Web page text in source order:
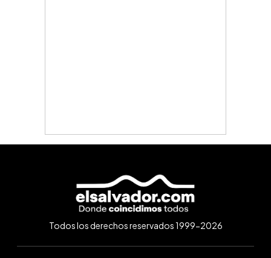
Todos los derechos reservados 1999-2026